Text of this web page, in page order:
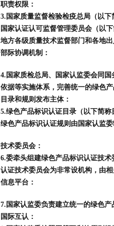
职责权限 ：
3.国家质量监督检验检疫总局（以下
国家认证认可监督管理委员会（以
地方各级质量技术监督部门和各地
部际协调机制 ：
4. 国家质检总局、国家认监委会同
依据等实施体系，完善统一的绿色
目录和规则发布主体：
5.绿色产品标识认证目录（以下简
绿色产品标识认证规则由国家认监委
技术委员会 ：
6.委牵头组建绿色产品标识认证技术
认证技术委员会为非常设机构，由相
信息平台：
7. 国家认监委负责建立统一的绿色
国际互认 ：